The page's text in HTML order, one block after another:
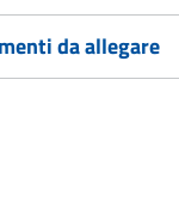
da allegare